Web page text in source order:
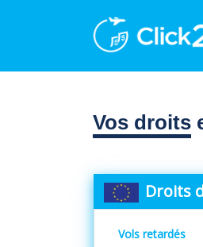
Vos droits
Droits
Vols retardés